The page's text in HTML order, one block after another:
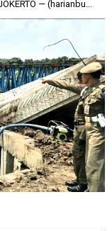
— (harianbu...